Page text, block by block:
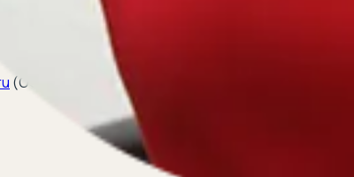
(ООО ЭЛКОМ, ИНН 6670334641, ОГРН 1116670009796